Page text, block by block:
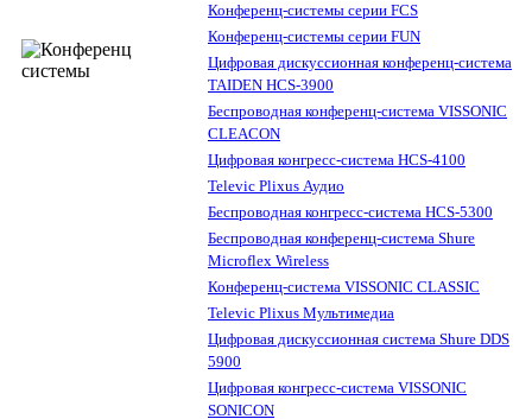
Конференц-системы серии FCS
Конференц-системы серии FUN
Цифровая дискуссионная конференц-система
TAIDEN HCS-3900
Беспроводная конференц-система VISSONIC
CLEACON
Цифровая конгресс-система HCS-4100
Televic Plixus Аудио
Беспроводная конгресс-система HCS-5300
Беспроводная конференц-система Shure
Microflex Wireless
Конференц-система VISSONIC CLASSIC
Televic Plixus Мультимедиа
Цифровая дискуссионная система Shure DDS
5900
Цифровая конгресс-система VISSONIC
SONICON